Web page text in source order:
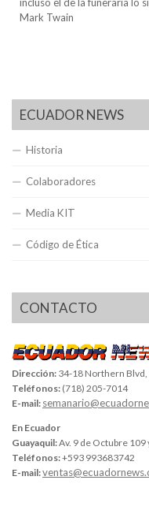
Mark Twain
ECUADOR NEWS
Historia
Colaboradores
Media KIT
Código de Ética
CONTACTO
Dirección: 34-18 Northern Blvd,
Teléfonos: (718) 205-7014
E-mail:
En Ecuador
Guayaquil:Av. 9 de Octubre 109
Teléfonos:+593 993683742
E-mail: